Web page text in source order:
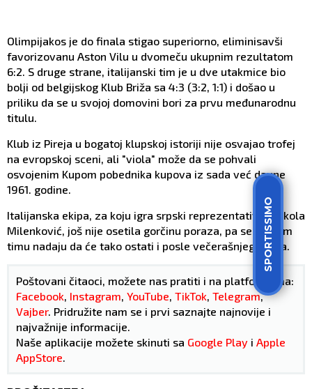
SPORTISSIMO
Olimpijakos je do finala stigao superiorno, eliminisavši
favorizovanu Aston Vilu u dvomeču ukupnim rezultatom
6:2. S druge strane, italijanski tim je u dve utakmice bio
bolji od belgijskog Klub Briža sa 4:3 (3:2, 1:1) i došao u
priliku da se u svojoj domovini bori za prvu međunarodnu
titulu.
Klub iz Pireja u bogatoj klupskoj istoriji nije osvajao trofej
na evropskoj sceni, ali "viola" može da se pohvali
osvojenim Kupom pobednika kupova iz sada već davne
1961. godine.
Italijanska ekipa, za koju igra srpski reprezentativac Nikola
Milenković, još nije osetila gorčinu poraza, pa se u ovom
timu nadaju da će tako ostati i posle večerašnjeg finala.
Poštovani čitaoci, možete nas pratiti i na platformama:
Facebook, Instagram, YouTube, TikTok, Telegram,
Vajber. Pridružite nam se i prvi saznajte najnovije i
najvažnije informacije.
Naše aplikacije možete skinuti sa Google Play i Apple
AppStore.